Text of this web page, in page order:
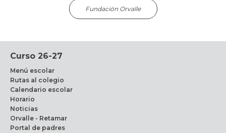
Fundación Orvalle
Curso 26-27
Menú escolar
Rutas al colegio
Calendario escolar
Horario
Noticias
Orvalle - Retamar
Portal de padres